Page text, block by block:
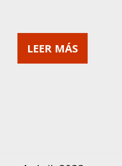
LEER MÁS